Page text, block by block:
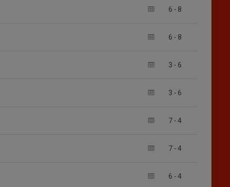
6 - 8
6 - 8
3 - 6
3 - 6
7 - 4
7 - 4
6 - 4